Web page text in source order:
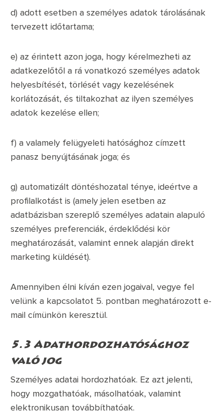
d) adott esetben a személyes adatok tárolásának
tervezett időtartama;
e) az érintett azon joga, hogy kérelmezheti az
adatkezelőtől a rá vonatkozó személyes adatok
helyesbítését, törlését vagy kezelésének
korlátozását, és tiltakozhat az ilyen személyes
adatok kezelése ellen;
f) a valamely felügyeleti hatósághoz címzett
panasz benyújtásának joga; és
g) automatizált döntéshozatal ténye, ideértve a
profilalkotást is (amely jelen esetben az
adatbázisban szereplő személyes adatain alapuló
személyes preferenciák, érdeklődési kör
meghatározását, valamint ennek alapján direkt
marketing küldését).
Amennyiben élni kíván ezen jogaival, vegye fel
velünk a kapcsolatot 5. pontban meghatározott e-
mail címünkön keresztül.
5.3 Adathordozhatósághoz
való jog
Személyes adatai hordozhatóak. Ez azt jelenti,
hogy mozgathatóak, másolhatóak, valamint
elektronikusan továbbíthatóak.